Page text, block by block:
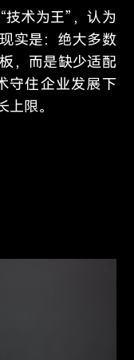
技术为王”，认为
实是：绝大多数
，而是缺少适配
守住企业发展下
限。